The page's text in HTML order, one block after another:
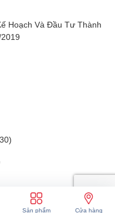
Hoạch Và Đầu Tư Thành
Sản phẩm Cửa hàng